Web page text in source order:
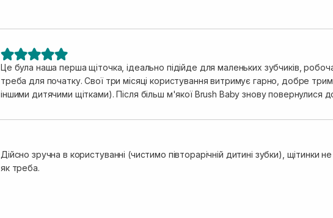
Це була наша перша щіточка, ідеально підійде для маленьких зубчиків,
треба для початку. Свої три місяці користування витримує гарно, добре
іншими дитячими щітками). Після більш м'якої Brush Baby знову повернулися
Дійсно зручна в користуванні (чистимо півторарічній дитині зубки), щітинки
як треба.